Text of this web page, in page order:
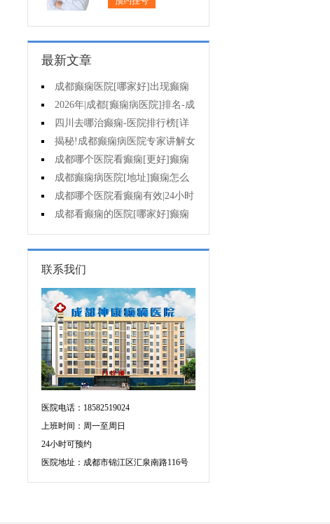
最新文章
成都癫痫医院[哪家好]出现癫痫
早期症状怎么办?
2026年|成都[癫痫病医院]排名-成
都去哪治儿童癫痫病好?
四川去哪治癫痫-医院排行榜[详
细排名]癫痫发作时该怎么办?
揭秘!成都癫痫病医院专家讲解女
性癫痫病能生育吗?
成都哪个医院看癫痫[更好]癫痫
怎么用药治疗?
成都癫痫病医院[地址]癫痫怎么
样才是有效治疗?
成都哪个医院看癫痫有效|24小时
动态脑电图多少钱?
成都看癫痫的医院[哪家好]癫痫
病人要注意哪些饮食问题?
联系我们
医院电话：18582519024
上班时间：周一至周日
24小时可预约
医院地址：成都市锦江区汇泉南路116号